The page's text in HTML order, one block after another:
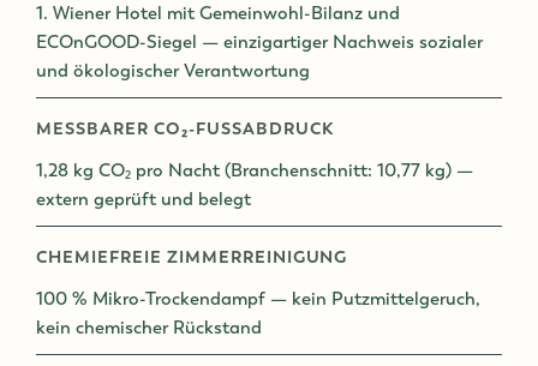
1. Wiener Hotel mit Gemeinwohl-Bilanz und
ECOnGOOD-Siegel — einzigartiger Nachweis sozialer
und ökologischer Verantwortung
MESSBARER CO₂-FUSSABDRUCK
1,28 kg CO₂ pro Nacht (Branchenschnitt: 10,77 kg) —
extern geprüft und belegt
CHEMIEFREIE ZIMMERREINIGUNG
100 % Mikro-Trockendampf — kein Putzmittelgeruch,
kein chemischer Rückstand